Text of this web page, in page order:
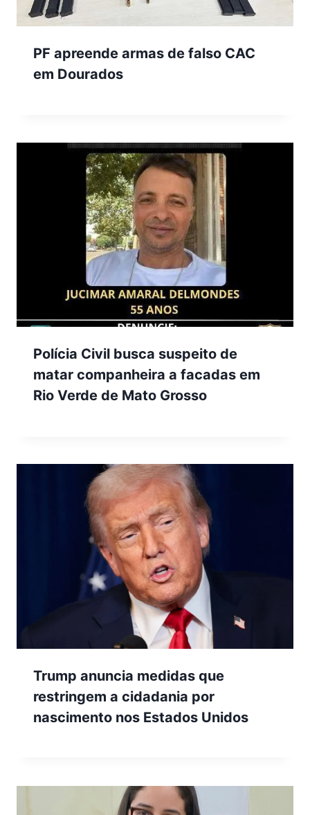
PF apreende armas de falso CAC
em Dourados
Polícia Civil busca suspeito de
matar companheira a facadas em
Rio Verde de Mato Grosso
Trump anuncia medidas que
restringem a cidadania por
nascimento nos Estados Unidos